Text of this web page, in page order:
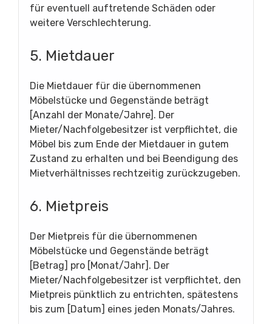
für eventuell auftretende Schäden oder
weitere Verschlechterung.
5. Mietdauer
Die Mietdauer für die übernommenen
Möbelstücke und Gegenstände beträgt
[Anzahl der Monate/Jahre]. Der
Mieter/Nachfolgebesitzer ist verpflichtet, die
Möbel bis zum Ende der Mietdauer in gutem
Zustand zu erhalten und bei Beendigung des
Mietverhältnisses rechtzeitig zurückzugeben.
6. Mietpreis
Der Mietpreis für die übernommenen
Möbelstücke und Gegenstände beträgt
[Betrag] pro [Monat/Jahr]. Der
Mieter/Nachfolgebesitzer ist verpflichtet, den
Mietpreis pünktlich zu entrichten, spätestens
bis zum [Datum] eines jeden Monats/Jahres.